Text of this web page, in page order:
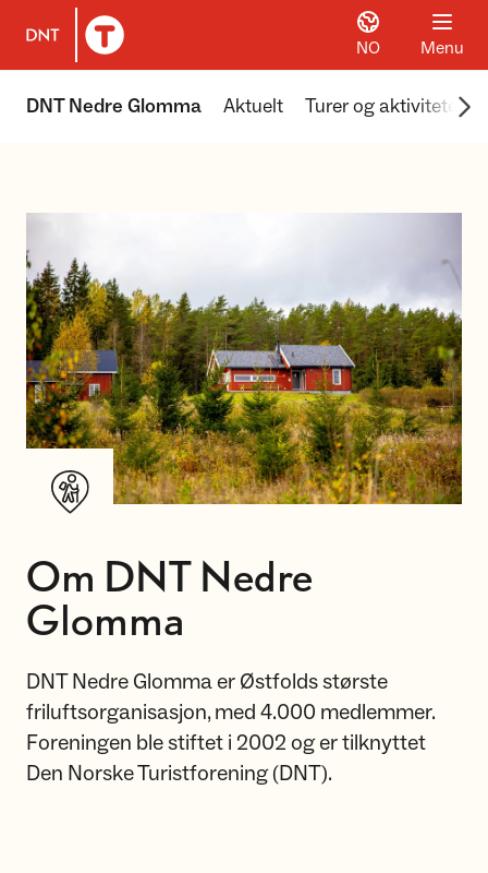
To DNT.no frontpage
NO Menu
DNT Nedre Glomma Aktuelt Turer og aktiviteter
Om DNT Nedre
Glomma
DNT Nedre Glomma er Østfolds største
friluftsorganisasjon, med 4.000 medlemmer.
Foreningen ble stiftet i 2002 og er tilknyttet
Den Norske Turistforening (DNT).